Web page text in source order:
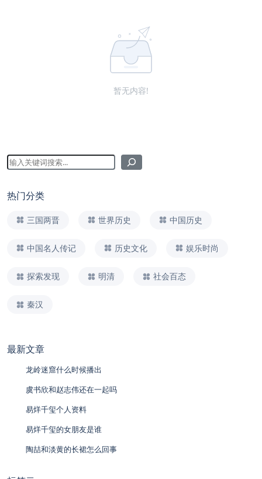
暂无内容!
热门分类
三国两晋 世界历史 中国历史
中国名人传记 历史文化 娱乐时尚
探索发现 明清 社会百态
秦汉
最新文章
龙岭迷窟什么时候播出
虞书欣和赵志伟还在一起吗
易烊千玺个人资料
易烊千玺的女朋友是谁
陶喆和淡黄的长裙怎么回事